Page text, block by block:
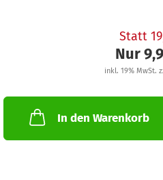
Statt
Nur
inkl. 19% MwSt.
In den Warenkorb